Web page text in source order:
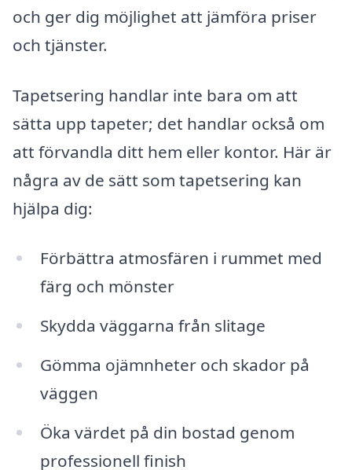
och ger dig möjlighet att jämföra priser
och tjänster.
Tapetsering handlar inte bara om att
sätta upp tapeter; det handlar också om
att förvandla ditt hem eller kontor. Här är
några av de sätt som tapetsering kan
hjälpa dig:
Förbättra atmosfären i rummet med
färg och mönster
Skydda väggarna från slitage
Gömma ojämnheter och skador på
väggen
Öka värdet på din bostad genom
professionell finish